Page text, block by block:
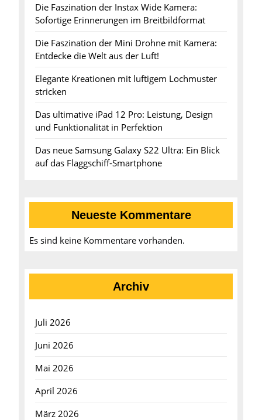
Die Faszination der Instax Wide Kamera:
Sofortige Erinnerungen im Breitbildformat
Die Faszination der Mini Drohne mit Kamera:
Entdecke die Welt aus der Luft!
Elegante Kreationen mit luftigem Lochmuster
stricken
Das ultimative iPad 12 Pro: Leistung, Design
und Funktionalität in Perfektion
Das neue Samsung Galaxy S22 Ultra: Ein Blick
auf das Flaggschiff-Smartphone
Neueste Kommentare
Es sind keine Kommentare vorhanden.
Archiv
Juli 2026
Juni 2026
Mai 2026
April 2026
März 2026